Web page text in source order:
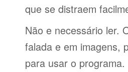
que se distraem
Não e necessário ler.
falada e em imagens,
para usar o programa.